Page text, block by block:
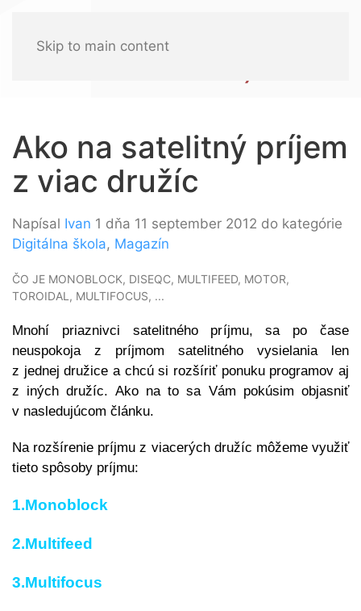
Skip to main content
Ako na satelitný príjem
z viac družíc
Napísal Ivan 1 dňa 11 september 2012 do kategórie
Digitálna škola, Magazín
ČO JE MONOBLOCK, DISEQC, MULTIFEED, MOTOR,
TOROIDAL, MULTIFOCUS, ...
Mnohí priaznivci satelitného príjmu, sa po čase
neuspokoja z príjmom satelitného vysielania len
z jednej družice a chcú si rozšíriť ponuku programov aj
z iných družíc. Ako na to sa Vám pokúsim objasniť
v nasledujúcom článku.
Na rozšírenie príjmu z viacerých družíc môžeme využiť
tieto spôsoby príjmu:
1.Monoblock
2.Multifeed
3.Multifocus